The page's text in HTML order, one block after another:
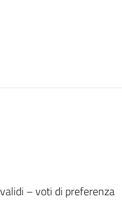
– voti di preferenza